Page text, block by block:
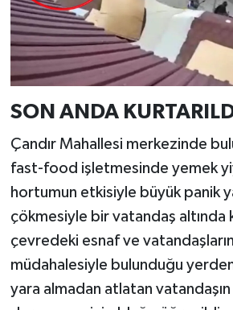
SON ANDA
Çandır Mahallesi merkezinde
fast-food işletmesinde yemek
hortumun etkisiyle büyük panik
çökmesiyle bir vatandaş altında
çevredeki esnaf ve vatandaşların
müdahalesiyle bulunduğu yerden
yara almadan atlatan vatandaşın